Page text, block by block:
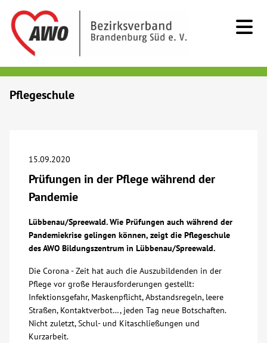
Beratung & Hilfe
Begegnung
Bildung
Über uns
Veranstaltungen
Pflegeschule
15.09.2020
Prüfungen in der Pflege während der
Pandemie
Lübbenau/Spreewald. Wie Prüfungen auch während der
Pandemiekrise gelingen können, zeigt die Pflegeschule
des AWO Bildungszentrum in Lübbenau/Spreewald.
Die Corona - Zeit hat auch die Auszubildenden in der
Pflege vor große Herausforderungen gestellt:
Infektionsgefahr, Maskenpflicht, Abstandsregeln, leere
Straßen, Kontaktverbot…, jeden Tag neue Botschaften.
Nicht zuletzt, Schul- und Kitaschließungen und
Kurzarbeit.